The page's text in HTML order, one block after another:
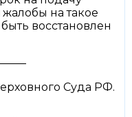
на такое
восстановлен
Суда РФ.